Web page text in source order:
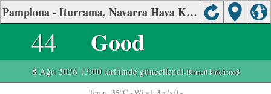
Pamplona - Iturrama, Navarra Hava Kalitesi
44 Good
8 Ağu 2026 13:00 tarihinde güncellendi-Birincil kirletici:o3